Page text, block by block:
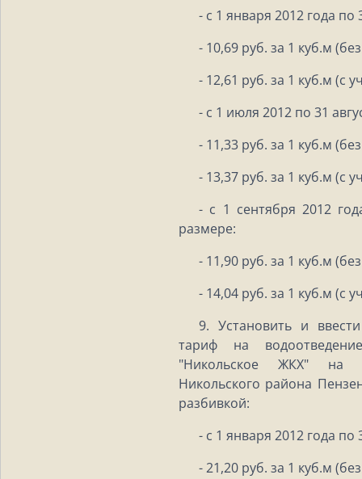
- с 1 января 2012 года
- 10,69 руб. за 1 куб.м
- 12,61 руб. за 1 куб.м (с
- с 1 июля 2012 по 31
- 11,33 руб. за 1 куб.м
- 13,37 руб. за 1 куб.м (с
- с 1 сентября 2012
размере:
- 11,90 руб. за 1 куб.м
- 14,04 руб. за 1 куб.м (с
9. Установить и
тариф на
"Никольское ЖКХ" на
Никольского района
разбивкой:
- с 1 января 2012 года
- 21,20 руб. за 1 куб.м